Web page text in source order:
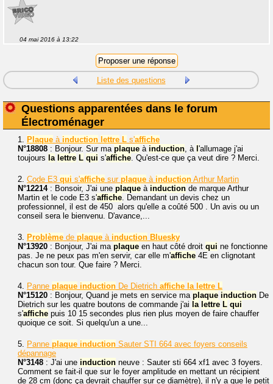
04 mai 2016 à 13:22
Liste des questions
Questions apparentées dans le forum
Électroménager
1. Plaque à induction lettre L s'affiche
N°18808 : Bonjour. Sur ma plaque à induction, à 'allumage j'ai
toujours la lettre L qui s'affiche. Qu'est-ce que ça veut dire ? Merci.
2. Code E3 qui s'affiche sur plaque à induction Arthur Martin
N°12214: Bonsoir, J'ai une plaque à induction de marque Arthur
Martin et le code E3 s'affiche. Demandant un devis chez un
professionnel, il est de 450  alors qu'elle a coûté 500 . Un avis ou un
conseil sera le bienvenu. D'avance,...
3. Problème de plaque à induction Bluesky
N°13920 : Bonjour, J'ai ma plaque en haut côté droit qui ne fonctionne
pas. Je ne peux pas m'en servir, car elle m'affiche 4E en clignotant
chacun son tour. Que faire ? Merci.
4. Panne plaque induction De Dietrich affiche la lettre L
N°15120 : Bonjour, Quand je mets en service ma plaque induction De
Dietrich sur les quatre boutons de commande j'ai la lettre L qui
s'affiche puis 10 15 secondes plus rien plus moyen de faire chauffer
quoique ce soit. Si quelqu'un a une...
5. Panne plaque induction Sauter STI 664 avec foyers conseils
dépannage
N°3148 : J'ai une induction neuve : Sauter sti 664 xf1 avec 3 foyers.
Comment se fait-il que sur le foyer amplitude en mettant un récipient
de 28 cm (donc ça devrait chauffer sur ce diamètre), il n'y a que le petit